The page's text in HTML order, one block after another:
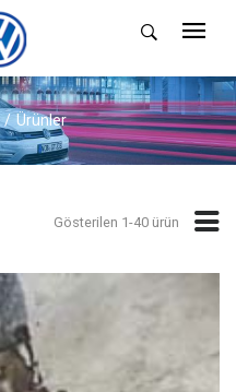
Ürünler
Gösterilen 1-40 ürün